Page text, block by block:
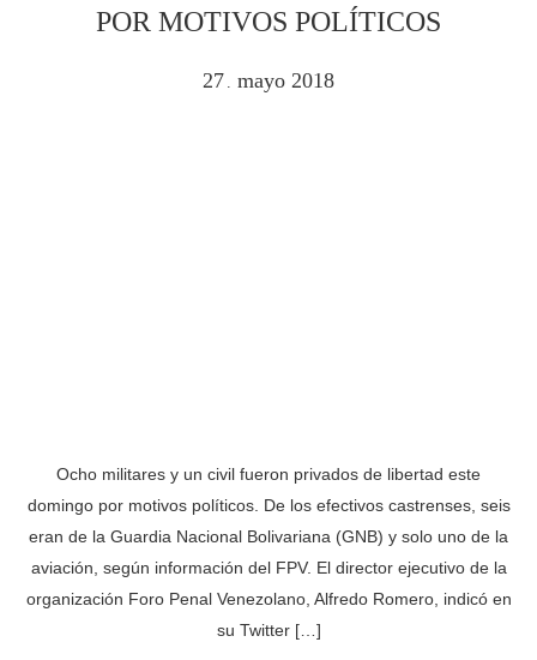
POR MOTIVOS POLÍTICOS
27 . mayo 2018
Ocho militares y un civil fueron privados de libertad este
domingo por motivos políticos. De los efectivos castrenses, seis
eran de la Guardia Nacional Bolivariana (GNB) y solo uno de la
aviación, según información del FPV. El director ejecutivo de la
organización Foro Penal Venezolano, Alfredo Romero, indicó en
su Twitter […]